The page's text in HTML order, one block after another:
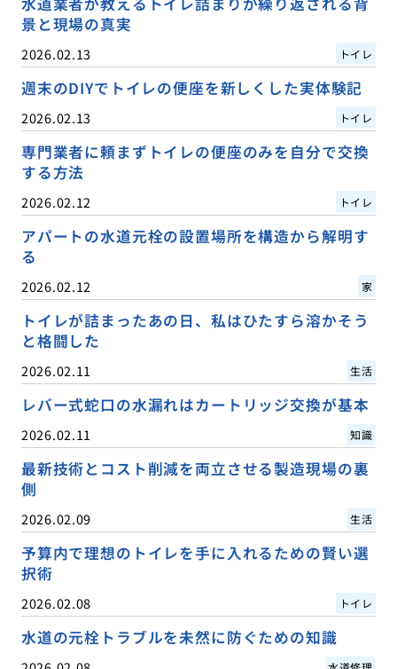
景と現場の真実
2026.02.13 トイレ
週末のDIYでトイレの便座を新しくした実体験記
2026.02.13 トイレ
専門業者に頼まずトイレの便座のみを自分で交換
する方法
2026.02.12 トイレ
アパートの水道元栓の設置場所を構造から解明す
る
2026.02.12 家
トイレが詰まったあの日、私はひたすら溶かそう
と格闘した
2026.02.11 生活
レバー式蛇口の水漏れはカートリッジ交換が基本
2026.02.11 知識
最新技術とコスト削減を両立させる製造現場の裏
側
2026.02.09 生活
予算内で理想のトイレを手に入れるための賢い選
択術
2026.02.08 トイレ
水道の元栓トラブルを未然に防ぐための知識